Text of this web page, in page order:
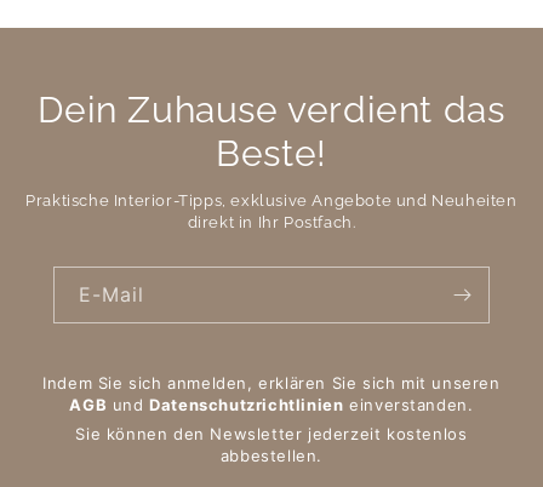
Dein Zuhause verdient das
Beste!
Praktische Interior-Tipps, exklusive Angebote und Neuheiten
direkt in Ihr Postfach.
E-Mail
Indem Sie sich anmelden, erklären Sie sich mit unseren
AGB undDatenschutzrichtlinien einverstanden.
Sie können den Newsletter jederzeit kostenlos
abbestellen.